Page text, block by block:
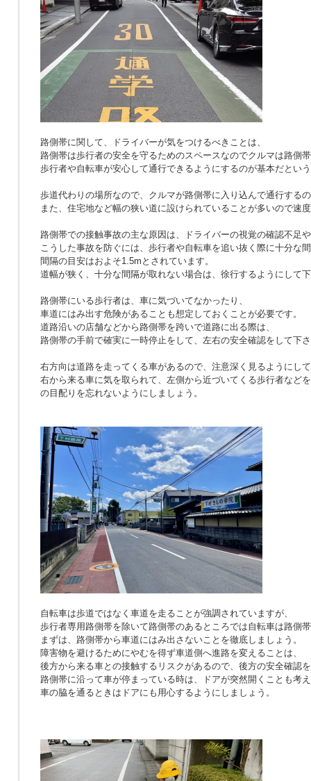
路側帯に関して、ドライバーが気をつけるべきことは、
路側帯は歩行者の安全を守るためのスペースなのでクルマは路側
歩行者や自転車が安心して通行できるようにするのが基本だとい
歩道代わりの場所なので、クルマが路側帯に入り込んで通行する
また、住宅地など幅の狭い道に設けられていることが多いので速
路側帯での接触事故の主な原因は、ドライバーの視覚の確認不足
こうした事故を防ぐには、歩行者や自転車を追い抜く際に十分な
間隔の目安はおよそ1.5mとされています。
道幅が狭く、十分な間隔が取れない場合は、徐行するようにして
路側帯にいる歩行者は、車に気づいてなかったり、
車道にはみ出す危険があることも想定しておくことが必要です。
道路沿いの店舗などから路側帯を跨いで道路に出る際は、
路側帯の手前で確実に一時停止をして、左右の安全確認をして下
右方向は道路を走ってくる車があるので、注意深く見るようにし
右から来る車に気を取られて、左側から近づいてくる歩行者など
の目配りを忘れないようにしましょう。
自転車は歩道ではなく車道を走ることが強調されていますが、
歩行者専用路側帯を除いて路側帯のあるところでは自転車は路側
まずは、路側帯から車道にはみ出さないことを徹底しましょう。
障害物を避けるためにやむを得ず車道側へ進路を変えることは、
後方から来る車との接触するリスクがあるので、後方の安全確認
路側帯に沿って車が停まっている時は、ドアが突然開くことも考
車の脇を通るときはドアにも用心するようにしましょう。